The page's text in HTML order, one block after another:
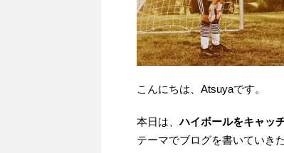
こんにちは、Atsuyaです。
本日は、ハイボールをキャッ
テーマでブログを書いていき